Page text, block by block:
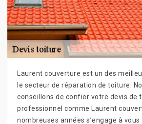
Laurent couverture est un des
le secteur de réparation de toiture.
conseillons de confier votre devis de
professionnel comme Laurent
nombreuses années s’engage à